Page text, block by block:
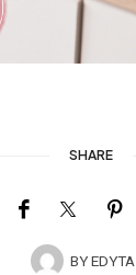
SHARE
BYEDYTA